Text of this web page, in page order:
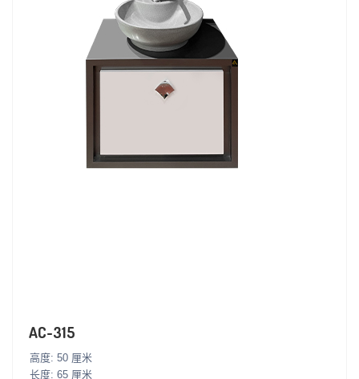
AC-315
高度: 50 厘米
长度: 65 厘米